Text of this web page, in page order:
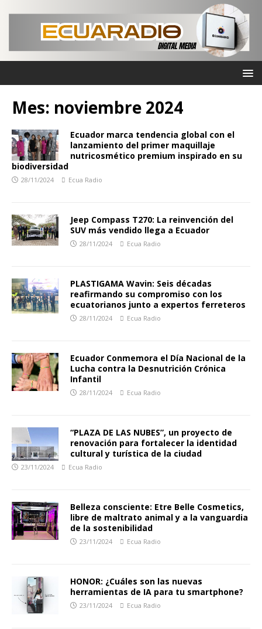
Mes: noviembre 2024
Ecuador marca tendencia global con el
lanzamiento del primer maquillaje
nutricosmético premium inspirado en su
biodiversidad
28/11/2024 Ecua Radio
Jeep Compass T270: La reinvención del
SUV más vendido llega a Ecuador
28/11/2024 Ecua Radio
PLASTIGAMA Wavin: Seis décadas
reafirmando su compromiso con los
ecuatorianos junto a expertos ferreteros
28/11/2024 Ecua Radio
Ecuador Conmemora el Día Nacional de la
Lucha contra la Desnutrición Crónica
Infantil
28/11/2024 Ecua Radio
“PLAZA DE LAS NUBES”, un proyecto de
renovación para fortalecer la identidad
cultural y turística de la ciudad
23/11/2024 Ecua Radio
Belleza consciente: Etre Belle Cosmetics,
libre de maltrato animal y a la vanguardia
de la sostenibilidad
23/11/2024 Ecua Radio
HONOR: ¿Cuáles son las nuevas
herramientas de IA para tu smartphone?
23/11/2024 Ecua Radio